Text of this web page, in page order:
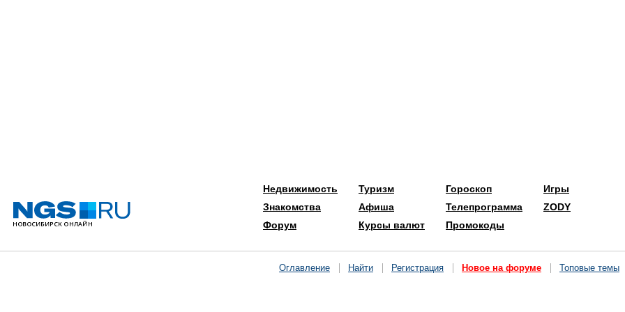
Недвижимость
Знакомства
Форум
Туризм
Афиша
Курсы валют
Гороскоп
Телепрограмма
Промокоды
Игры
ZODY
Оглавление Найти Регистрация Новое на форуме Топовые темы